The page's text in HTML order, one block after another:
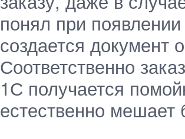
понял при
создается документ
Соответственно
1С получается
естественно мешает